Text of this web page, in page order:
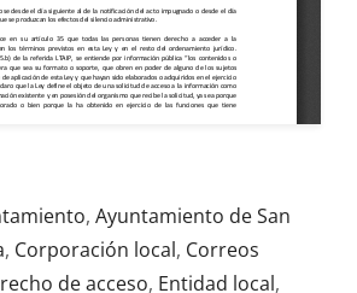
, Ayuntamiento de San
, Corporación local, Correos
de acceso, Entidad local,